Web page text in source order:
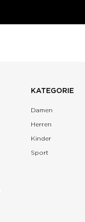
KATEGORIE
Damen
Herren
Kinder
Sport